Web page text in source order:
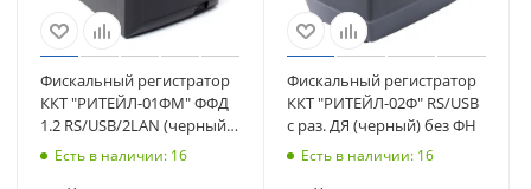
Фискальный регистратор
ККТ "РИТЕЙЛ-01ФМ" ФФД
1.2 RS/USB/2LAN (черный)
без ФН
Есть в наличии: 16
Фискальный регистратор
ККТ "РИТЕЙЛ-02Ф" RS/USB
с раз. ДЯ (черный) без ФН
Есть в наличии: 16